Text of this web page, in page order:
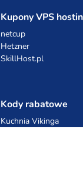
Kupony VPS
netcup
Hetzner
SkillHost.pl
Kody rabatowe
Kuchnia Vikinga